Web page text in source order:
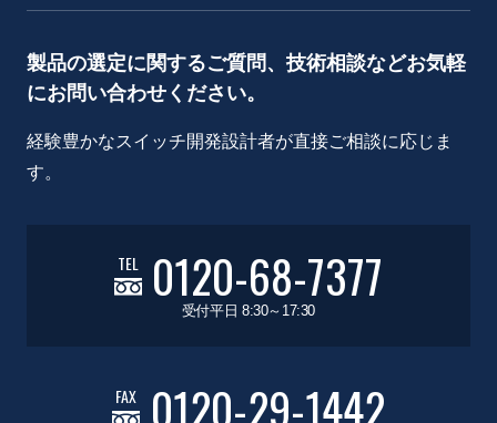
製品の選定に関するご質問、技術相談などお気軽
にお問い合わせください。
経験豊かなスイッチ開発設計者が直接ご相談に応じま
す。
TEL 0120-68-7377
受付平日 8:30～17:30
FAX 0120-29-1442